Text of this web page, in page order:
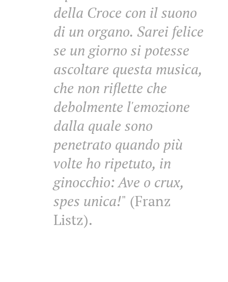
della Croce con il suono
di un organo. Sarei felice
se un giorno si potesse
ascoltare questa musica,
che non riflette che
debolmente l'emozione
dalla quale sono
penetrato quando più
volte ho ripetuto, in
ginocchio: Ave o crux,
spes unica!" (Franz
Listz).